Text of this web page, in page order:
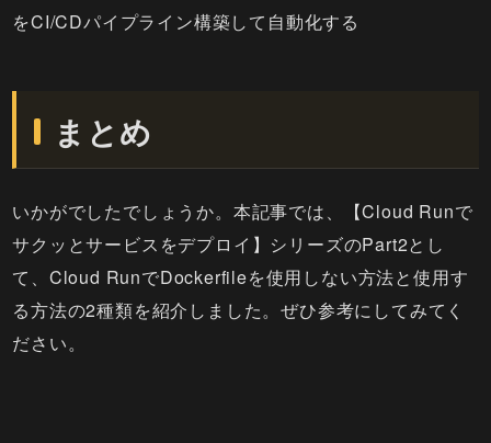
をCI/CDパイプライン構築して自動化する
まとめ
いかがでしたでしょうか。本記事では、【Cloud Runで
サクッとサービスをデプロイ】シリーズのPart2とし
て、Cloud RunでDockerfileを使用しない方法と使用す
る方法の2種類を紹介しました。ぜひ参考にしてみてく
ださい。